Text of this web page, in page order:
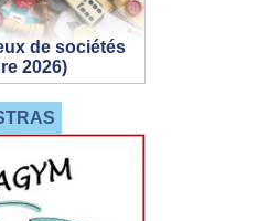
de sociétés
2026)